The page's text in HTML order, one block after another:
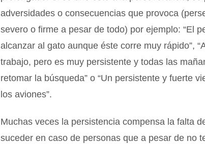
adversidades o consecuencias que provoca
severo o firme a pesar de todo) por ejemplo: “El
alcanzar al gato aunque éste corre muy rápido”,
trabajo, pero es muy persistente y todas las
retomar la búsqueda” o “Un persistente y fuerte
los aviones”.
Muchas veces la persistencia compensa la falta
suceder en caso de personas que a pesar de no